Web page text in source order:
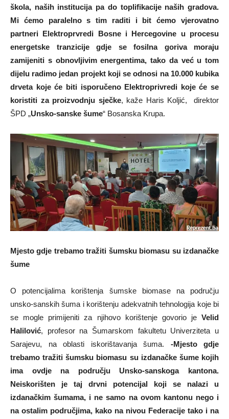
škola, naših institucija pa do toplifikacije naših gradova.
Mi ćemo paralelno s tim raditi i bit ćemo vjerovatno
partneri Elektroprvredi Bosne i Hercegovine u procesu
energetske tranzicije gdje se fosilna goriva moraju
zamijeniti s obnovljivim energentima, tako da već u tom
dijelu radimo jedan projekt koji se odnosi na 10.000 kubika
drveta koje će biti isporučeno Elektroprivredi koje će se
koristiti za proizvodnju sječke, kaže Haris Koljić, direktor
ŠPD „Unsko-sanske šume“ Bosanska Krupa.
Mjesto gdje trebamo tražiti šumsku biomasu su izdanačke
šume
O potencijalima korištenja šumske biomase na području
unsko-sanskih šuma i korištenju adekvatnih tehnologija koje bi
se mogle primijeniti za njihovo korištenje govorio je Velid
Halilović, profesor na Šumarskom fakultetu Univerziteta u
Sarajevu, na oblasti iskorištavanja šuma. -Mjesto gdje
trebamo tražiti šumsku biomasu su izdanačke šume kojih
ima ovdje na području Unsko-sanskoga kantona.
Neiskorišten je taj drvni potencijal koji se nalazi u
izdanačkim šumama, i ne samo na ovom kantonu nego i
na ostalim područjima, kako na nivou Federacije tako i na